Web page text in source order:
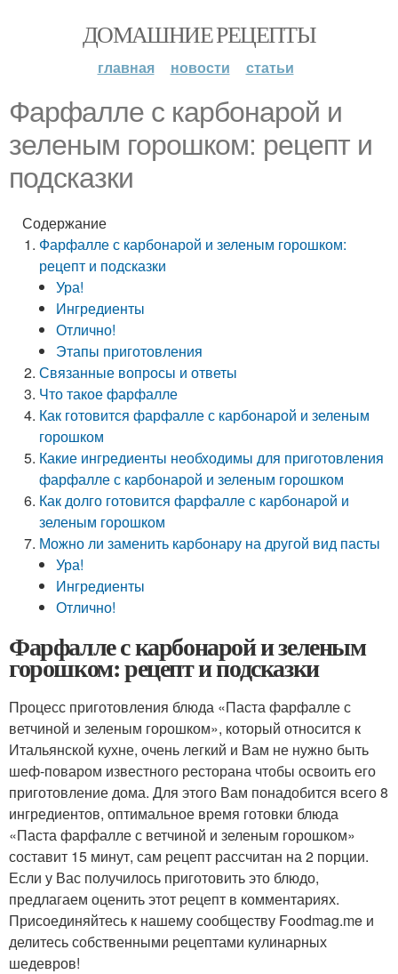
ДОМАШНИЕ РЕЦЕПТЫ
главная новости статьи
Фарфалле с карбонарой и
зеленым горошком: рецепт и
подсказки
Содержание
Фарфалле с карбонарой и зеленым горошком:
рецепт и подсказки
Ура!
Ингредиенты
Отлично!
Этапы приготовления
Связанные вопросы и ответы
Что такое фарфалле
Как готовится фарфалле с карбонарой и зеленым
горошком
Какие ингредиенты необходимы для приготовления
фарфалле с карбонарой и зеленым горошком
Как долго готовится фарфалле с карбонарой и
зеленым горошком
Можно ли заменить карбонару на другой вид пасты
Ура!
Ингредиенты
Отлично!
Фарфалле с карбонарой и зеленым
горошком: рецепт и подсказки
Процесс приготовления блюда «Паста фарфалле с
ветчиной и зеленым горошком», который относится к
Итальянской кухне, очень легкий и Вам не нужно быть
шеф-поваром известного ресторана чтобы освоить его
приготовление дома. Для этого Вам понадобится всего 8
ингредиентов, оптимальное время готовки блюда
«Паста фарфалле с ветчиной и зеленым горошком»
составит 15 минут, сам рецепт рассчитан на 2 порции.
Если у Вас получилось приготовить это блюдо,
предлагаем оценить этот рецепт в комментариях.
Присоединяйтесь к нашему сообществу Foodmag.me и
делитесь собственными рецептами кулинарных
шедевров!